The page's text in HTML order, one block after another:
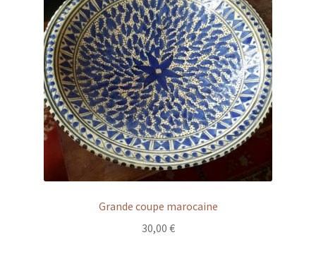
Grande coupe marocaine
30,00 €